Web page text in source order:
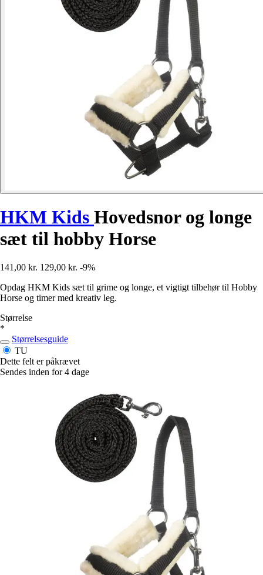
HKM Kids Hovedsnor og longe
sæt til hobby Horse
141,00 kr. 129,00 kr. -9%
Opdag HKM Kids sæt til grime og longe, et vigtigt tilbehør til Hobby
Horse og timer med kreativ leg.
Størrelse
*
Størrelsesguide
TU
Dette felt er påkrævet
Sendes inden for 4 dage